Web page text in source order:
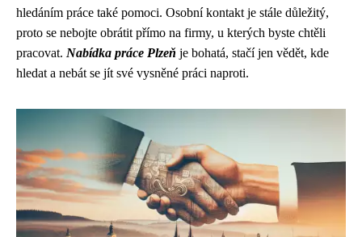
hledáním práce také pomoci. Osobní kontakt je stále důležitý,
proto se nebojte obrátit přímo na firmy, u kterých byste chtěli
pracovat. Nabídka práce Plzeň je bohatá, stačí jen vědět, kde
hledat a nebát se jít své vysněné práci naproti.